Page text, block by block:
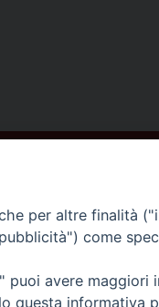
Seguici
per altre finalità
come
avere maggiori
questa informativa